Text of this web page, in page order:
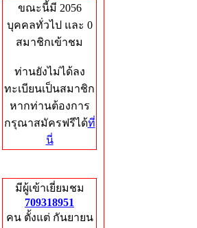
ขณะนี้มี 2056
บุคคลทั่วไป และ 0
สมาชิกเข้าชม
ท่านยังไม่ได้ลง
ทะเบียนเป็นสมาชิก
หากท่านต้องการ
กรุณาสมัครฟรีได้ที่
นี่
มีผู้เข้าเยี่ยมชม
709318951
คน ตั้งแต่ กันยายน